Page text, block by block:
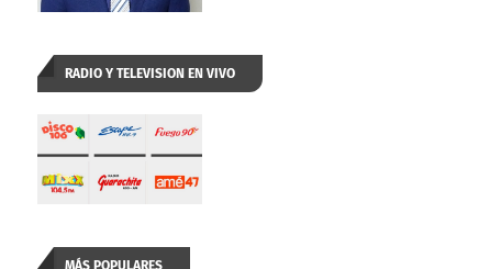
RADIO Y TELEVISION EN VIVO
MÁS POPULARES